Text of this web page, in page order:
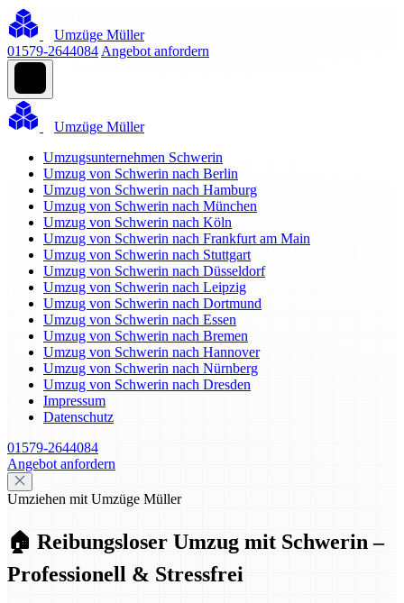
Umzüge Müller
01579-2644084 Angebot anfordern
Umzüge Müller
Umzugsunternehmen Schwerin
Umzug von Schwerin nach Berlin
Umzug von Schwerin nach Hamburg
Umzug von Schwerin nach München
Umzug von Schwerin nach Köln
Umzug von Schwerin nach Frankfurt am Main
Umzug von Schwerin nach Stuttgart
Umzug von Schwerin nach Düsseldorf
Umzug von Schwerin nach Leipzig
Umzug von Schwerin nach Dortmund
Umzug von Schwerin nach Essen
Umzug von Schwerin nach Bremen
Umzug von Schwerin nach Hannover
Umzug von Schwerin nach Nürnberg
Umzug von Schwerin nach Dresden
Impressum
Datenschutz
01579-2644084
Angebot anfordern
Umziehen mit Umzüge Müller
🏠 Reibungsloser Umzug mit Schwerin –
Professionell & Stressfrei